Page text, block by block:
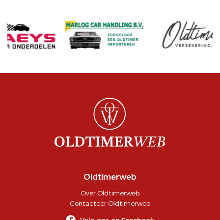
Oldtimerweb
Over Oldtimerweb
Contacteer Oldtimerweb